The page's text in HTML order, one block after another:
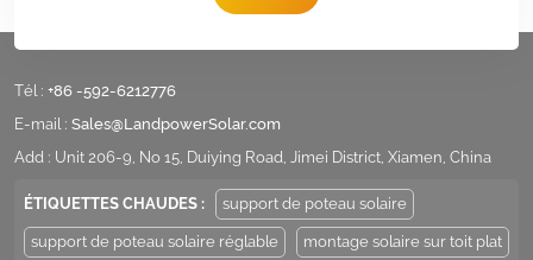
Tél : +86 -592-6212776
E-mail : Sales@LandpowerSolar.com
Add : Unit 206-9, No 15, Duiying Road, Jimei District, Xiamen, China
ÉTIQUETTES CHAUDES : support de poteau solaire
support de poteau solaire réglable montage solaire sur toit plat